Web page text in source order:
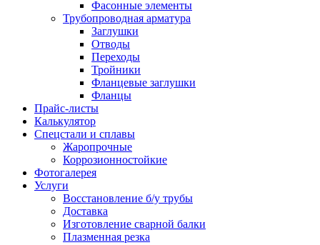
Фасонные элементы
Трубопроводная арматура
Заглушки
Отводы
Переходы
Тройники
Фланцевые заглушки
Фланцы
Прайс-листы
Калькулятор
Спецстали и сплавы
Жаропрочные
Коррозионностойкие
Фотогалерея
Услуги
Восстановление б/у трубы
Доставка
Изготовление сварной балки
Плазменная резка